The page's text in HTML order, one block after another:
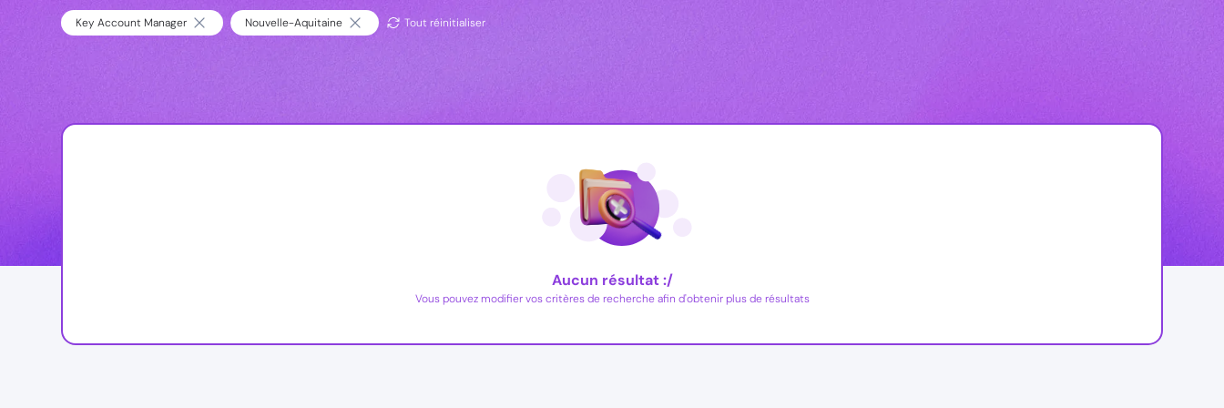
Key Account Manager Nouvelle-Aquitaine Tout réinitialiser
Aucun résultat :/
Vous pouvez modifier vos critères de recherche afin d'obtenir plus de résultats